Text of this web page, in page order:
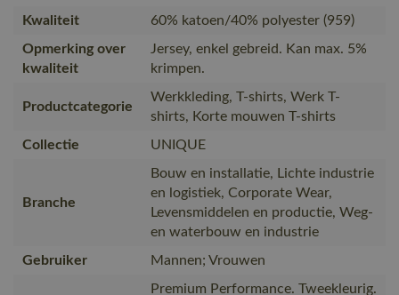
Kwaliteit
60% katoen/40% polyester (959)
Opmerking over
kwaliteit
Jersey, enkel gebreid. Kan max. 5%
krimpen.
Productcategorie
Werkkleding, T-shirts, Werk T-
shirts, Korte mouwen T-shirts
Collectie
UNIQUE
Branche
Bouw en installatie, Lichte industrie
en logistiek, Corporate Wear,
Levensmiddelen en productie, Weg-
en waterbouw en industrie
Gebruiker
Mannen; Vrouwen
Premium Performance. Tweekleurig.